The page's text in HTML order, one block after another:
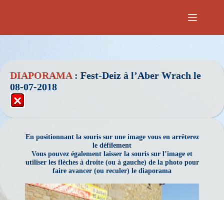
DIAPORAMA : Fest-Deiz à l’Aber Wrach le
08-07-2018
En positionnant la souris sur une image vous en arrêterez
le défilement
Vous pouvez également laisser la souris sur l’image et
utiliser les flèches à droite (ou à gauche) de la photo pour
faire avancer (ou reculer) le diaporama